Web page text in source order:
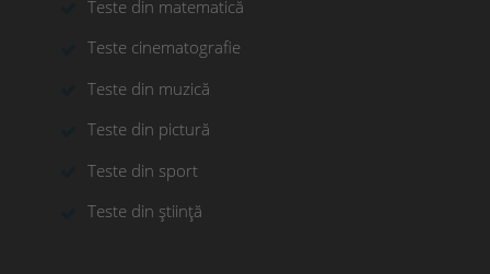
Teste din matematică
Teste cinematografie
Teste din muzică
Teste din pictură
Teste din sport
Teste din știință